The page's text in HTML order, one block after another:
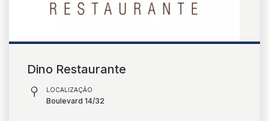
Dino Restaurante
LOCALIZAÇÃO
Boulevard 14/32